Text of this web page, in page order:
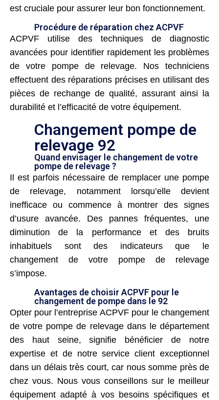
est cruciale pour assurer leur bon fonctionnement.
Procédure de réparation chez ACPVF
ACPVF utilise des techniques de diagnostic
avancées pour identifier rapidement les problèmes
de votre pompe de relevage. Nos techniciens
effectuent des réparations précises en utilisant des
pièces de rechange de qualité, assurant ainsi la
durabilité et l’efficacité de votre équipement.
Changement pompe de
relevage 92
Quand envisager le changement de votre
pompe de relevage ?
Il est parfois nécessaire de remplacer une pompe
de relevage, notamment lorsqu’elle devient
inefficace ou commence à montrer des signes
d’usure avancée. Des pannes fréquentes, une
diminution de la performance et des bruits
inhabituels sont des indicateurs que le
changement de votre pompe de relevage
s’impose.
Avantages de choisir ACPVF pour le
changement de pompe dans le 92
Opter pour l’entreprise ACPVF pour le changement
de votre pompe de relevage dans le département
des haut seine, signifie bénéficier de notre
expertise et de notre service client exceptionnel
dans un délais très court, car nous somme près de
chez vous. Nous vous conseillons sur le meilleur
équipement adapté à vos besoins spécifiques et